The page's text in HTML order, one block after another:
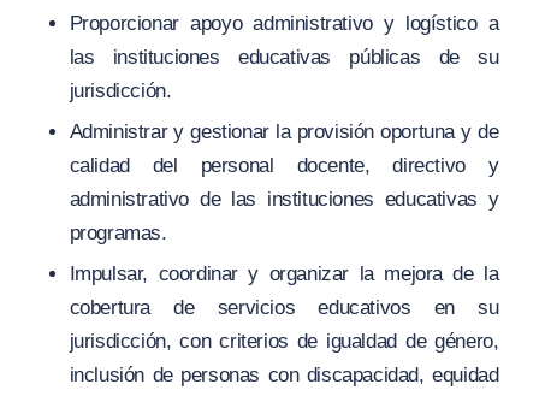
Proporcionar apoyo administrativo y logístico a
las instituciones educativas públicas de su
jurisdicción.
Administrar y gestionar la provisión oportuna y de
calidad del personal docente, directivo y
administrativo de las instituciones educativas y
programas.
Impulsar, coordinar y organizar la mejora de la
cobertura de servicios educativos en su
jurisdicción, con criterios de igualdad de género,
inclusión de personas con discapacidad, equidad